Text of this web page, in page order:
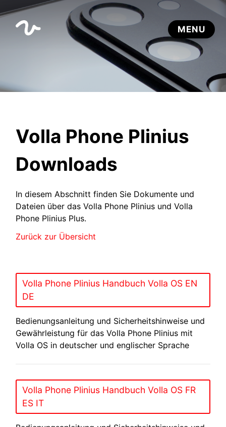
Volla Phone Plinius
Downloads
In diesem Abschnitt finden Sie Dokumente und
Dateien über das Volla Phone Plinius und Volla
Phone Plinius Plus.
Zurück zur Übersicht
Volla Phone Plinius Handbuch Volla OS EN
DE
Bedienungsanleitung und Sicherheitshinweise und
Gewährleistung für das Volla Phone Plinius mit
Volla OS in deutscher und englischer Sprache
Volla Phone Plinius Handbuch Volla OS FR
ES IT